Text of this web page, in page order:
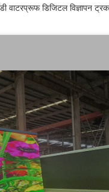
वाटरप्रूफ डिजिटल विज्ञापन